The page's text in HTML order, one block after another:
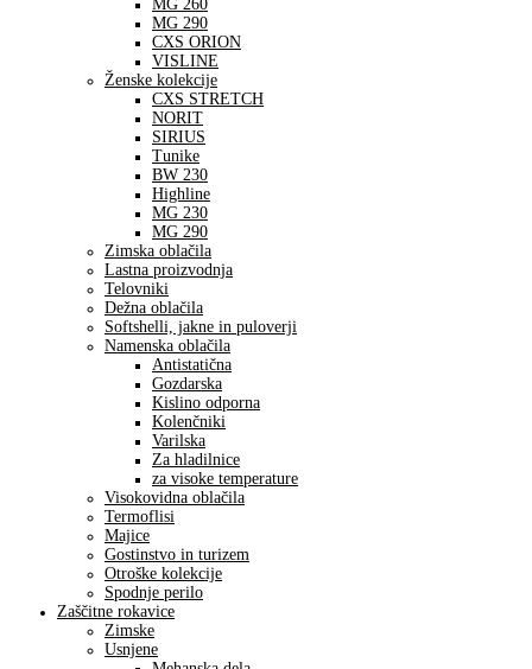
MG 260
MG 290
CXS ORION
VISLINE
Ženske kolekcije
CXS STRETCH
NORIT
SIRIUS
Tunike
BW 230
Highline
MG 230
MG 290
Zimska oblačila
Lastna proizvodnja
Telovniki
Dežna oblačila
Softshelli, jakne in puloverji
Namenska oblačila
Antistatična
Gozdarska
Kislino odporna
Kolenčniki
Varilska
Za hladilnice
za visoke temperature
Visokovidna oblačila
Termoflisi
Majice
Gostinstvo in turizem
Otroške kolekcije
Spodnje perilo
Zaščitne rokavice
Zimske
Usnjene